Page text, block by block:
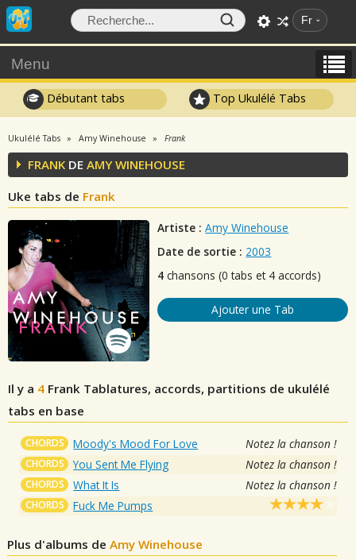
Fr
Menu
Débutant tabs Top Ukulélé Tabs
Ukulélé Tabs Amy Winehouse Frank
FRANK DE AMY WINEHOUSE
Uke tabs de Frank
Artiste : Amy Winehouse
Date de sortie : 2003
4 chansons (0 tabs et 4 accords)
Ajouter une Tab
Il y a 4 Frank Tablatures, accords, partitions de ukulélé
tabs en base
CHORDS Moody's Mood For Love Notez la chanson !
CHORDS You Sent Me Flying Notez la chanson !
CHORDS What It Is Notez la chanson !
CHORDS Fuck Me Pumps
Plus d'albums deAmy Winehouse